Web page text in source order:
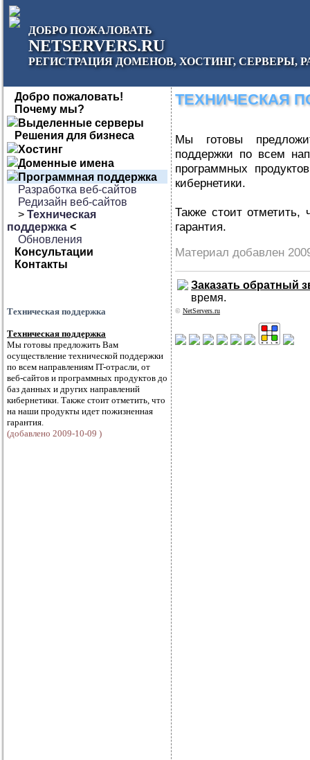
ДОБРО ПОЖАЛОВАТЬ
NETSERVERS.RU
РЕГИСТРАЦИЯ ДОМЕНОВ, ХОСТИНГ, СЕРВЕРЫ,
Добро пожаловать!
Почему мы?
Выделенные серверы
Решения для бизнеса
Хостинг
Доменные имена
Программная поддержка
Разработка веб-сайтов
Редизайн веб-сайтов
> Техническая
поддержка <
Обновления
Консультации
Контакты
Техническая поддержка
Техническая поддержка
Мы готовы предложить Вам
осуществление технической поддержки
по всем направлениям IT-отрасли, от
веб-сайтов и программных продуктов до
баз данных и других направлений
кибернетики. Также стоит отметить, что
на наши продукты идет пожизненная
гарантия.
(добавлено 2009-10-09 )
ТЕХНИЧЕСКАЯ
Мы готовы
поддержки по всем
программных
кибернетики.
Также стоит отметить,
гарантия.
Материал добавлен
Заказать обратный
время.
© NetServers.ru